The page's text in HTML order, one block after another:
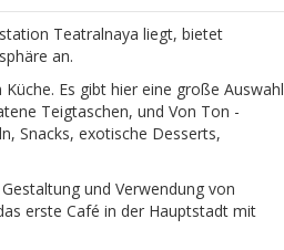
Teatralnaya liegt, bietet
an.
Es gibt hier eine große Auswahl
Teigtaschen, und Von Ton -
Snacks, exotische Desserts,
und Verwendung von
erste Café in der Hauptstadt mit